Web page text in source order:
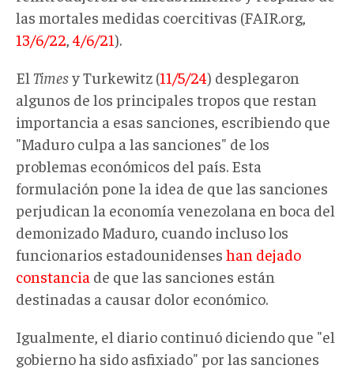
las mortales medidas coercitivas (FAIR.org,
13/6/22 4/6/21).
El Timesy Turkewitz (11/5/24) desplegaron
algunos de los principales tropos que restan
importancia a esas sanciones, escribiendo que
"Maduro culpa a las sanciones" de los
problemas económicos del país. Esta
formulación pone la idea de que las sanciones
perjudican la economía venezolana en boca del
demonizado Maduro, cuando incluso los
funcionarios estadounidenses han dejado
constancia de que las sanciones están
destinadas a causar dolor económico.
Igualmente, el diario continuó diciendo que "el
gobierno ha sido asfixiado" por las sanciones